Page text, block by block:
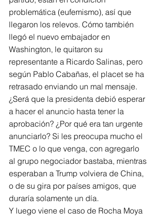
problemática (eufemismo), así que
llegaron los relevos. Cómo también
llegó el nuevo embajador en
Washington, le quitaron su
representante a Ricardo Salinas, pero
según Pablo Cabañas, el placet se ha
retrasado enviando un mal mensaje.
¿Será que la presidenta debió esperar
a hacer el anuncio hasta tener la
aprobación? ¿Por qué era tan urgente
anunciarlo? Si les preocupa mucho el
TMEC o lo que venga, con agregarlo
al grupo negociador bastaba, mientras
esperaban a Trump volviera de China,
o de su gira por países amigos, que
duraría solamente un día.
Y luego viene el caso de Rocha Moya